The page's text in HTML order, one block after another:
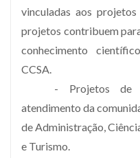
vinculadas aos
projetos contribuem
conhecimento
CCSA.
- Projetos de
atendimento da
de Administração,
e Turismo.